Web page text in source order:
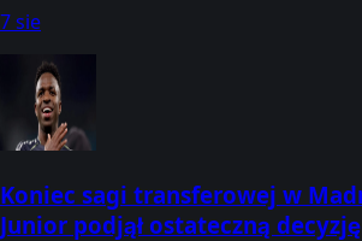
7 sie
Koniec sagi transferowej w
Junior podjął ostateczną decyzję